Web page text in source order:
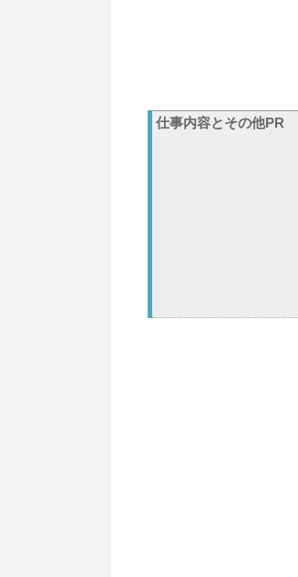
仕事内容とその他PR